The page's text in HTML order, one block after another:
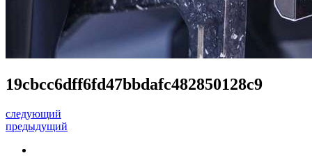
19cbcc6dff6fd47bbdafc482850128c9
следующий
предыдущий